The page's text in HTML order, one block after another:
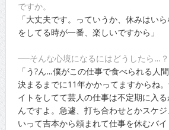
ですか。
「大丈夫です。っていうか、休みはい
をしてる時が一番、楽しいですから」
──そんな心境になるにはどうしたら…？
「う?ん…僕がこの仕事で食べられる人
決まるまでに11年かかってますからね
イトをしてて芸人の仕事は不定期に入
んですよ。急遽、打ち合わせとかスケ
いって吉本から頼まれて仕事を休むバイ